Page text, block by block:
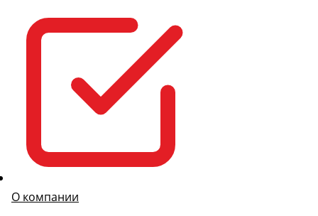
О компании